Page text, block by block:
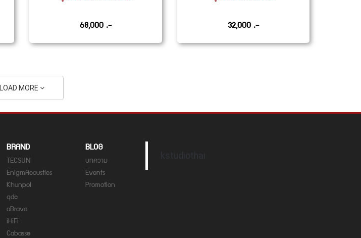
68,000 .-
32,000 .-
LOAD MORE
BRAND
TECSUN
EnigmAcoustics
Khunpol
qdc
oBravo
iHiFi
Cabasse
BLOG
บทความ
Events
Promotion
kstudiothai